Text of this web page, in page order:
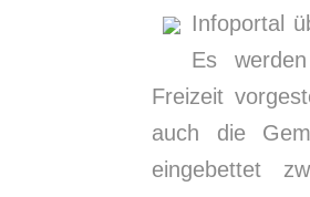
Infoportal
Es
Freizeit
auch die
eingebettet